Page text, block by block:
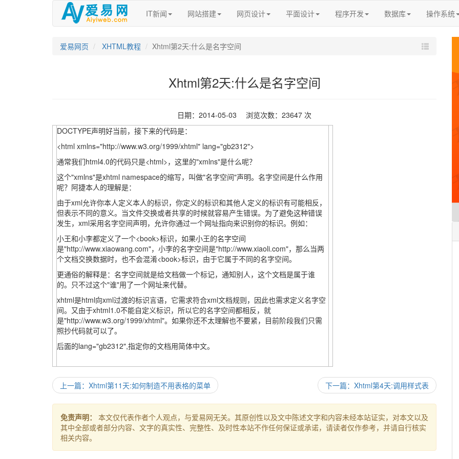
IT新闻 网站搭建 网页设计 平面设计 程序开发 数据库 操作系统
爱易网页 XHTML教程 Xhtml第2天:什么是名字空间
Xhtml第2天:什么是名字空间
日期：2014-05-03 浏览次数：23647 次
DOCTYPE声明好当前，接下来的代码是：
<html xmlns="http://www.w3.org/1999/xhtml" lang="gb2312">
通常我们html4.0的代码只是<html>，这里的"xmlns"是什么呢？
这个"xmlns"是xhtml namespace的缩写，叫做"名字空间"声明。名字空间是什么作用
呢？阿捷本人的理解是：
由于xml允许你本人定义本人的标识，你定义的标识和其他人定义的标识有可能相反，
但表示不同的意义。当文件交换或者共享的时候就容易产生错误。为了避免这种错误
发生，xml采用名字空间声明，允许你通过一个网址指向来识别你的标识。例如：
小王和小李都定义了一个<book>标识，如果小王的名字空间
是"http://www.xiaowang.com"，小李的名字空间是"http://www.xiaoli.com"，那么当两
个文档交换数据时，也不会混淆<book>标识，由于它属于不同的名字空间。
更通俗的解释是：名字空间就是给文档做一个标记，通知别人，这个文档是属于谁
的。只不过这个"谁"用了一个网址来代替。
xhtml是html向xml过渡的标识言语，它需求符合xml文档规则，因此也需求定义名字空
间。又由于xhtml1.0不能自定义标识，所以它的名字空间都相反，就
是"http://www.w3.org/1999/xhtml"。如果你还不太理解也不要紧，目前阶段我们只需
照抄代码就可以了。
后面的lang="gb2312",指定你的文档用简体中文。
上一篇：Xhtml第11天:如何制造不用表格的菜单 下一篇：Xhtml第4天:调用样式表
免责声明：
本文仅代表作者个人观点，与爱易网无关。其原创性以及文中陈述文字和内容未经本站证实，对本文以及
其中全部或者部分内容、文字的真实性、完整性、及时性本站不作任何保证或承诺，请读者仅作参考，并请自行核实
相关内容。